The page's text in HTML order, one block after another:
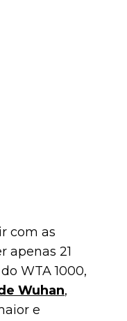
com as
apenas 21
WTA 1000,
Wuhan,
e